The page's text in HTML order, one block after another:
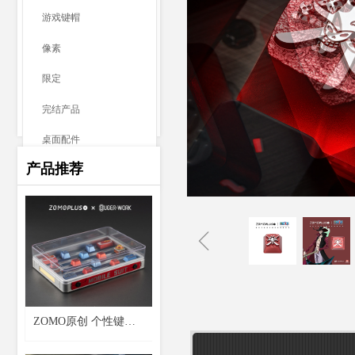
ꁆ
产品推荐
ZOMO原创 个性键帽
游戏键帽
像素
限定
完结产品
桌面配件
神话动物